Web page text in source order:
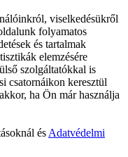
viselkedésükről
folyamatos
és tartalmak
elemzésére
szolgáltatókkal is
csatornáikon keresztül
ha Ön már használja
és Adatvédelmi